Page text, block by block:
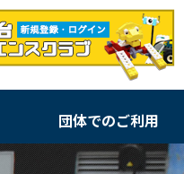
団体でのご利用